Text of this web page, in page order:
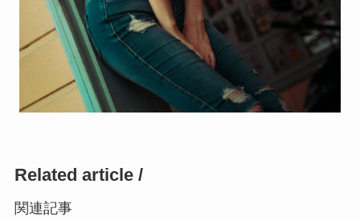
Related article /
関連記事